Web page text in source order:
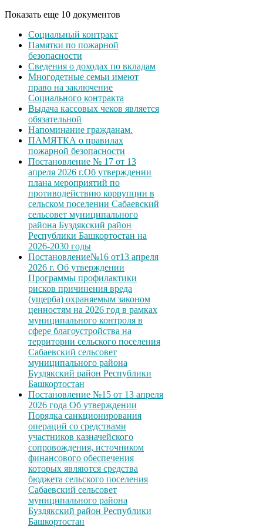
Показать еще 10 документов
Социальный контракт
Памятки по пожарной
безопасности
Сведения о доходах по вкладам
Многодетные семьи имеют
право на заключение
Социального контракта
Выдача кассовых чеков является
обязательной
Напоминание гражданам.
ПАМЯТКА о правилах
пожарной безопасности
Постановление № 17 от 13
апреля 2026 г.Об утверждении
плана мероприятий по
противодействию коррупции в
сельском поселении Сабаевский
сельсовет муниципального
района Буздякский район
Республики Башкортостан на
2026-2030 годы
Постановление№16 от13 апреля
2026 г. Об утверждении
Программы профилактики
рисков причинения вреда
(ущерба) охраняемым законом
ценностям на 2026 год в рамках
муниципального контроля в
сфере благоустройства на
территории сельского поселения
Сабаевский сельсовет
муниципального района
Буздякский район Республики
Башкортостан
Постановление №15 от 13 апреля
2026 года Об утверждении
Порядка санкционирования
операций со средствами
участников казначейского
сопровождения, источником
финансового обеспечения
которых являются средства
бюджета сельского поселения
Сабаевский сельсовет
муниципального района
Буздякский район Республики
Башкортостан